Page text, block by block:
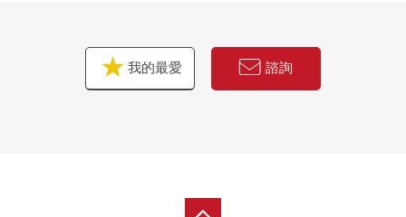
我的最愛 諮詢